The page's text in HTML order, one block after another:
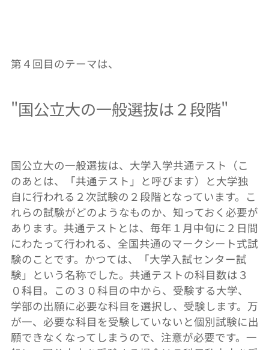
第４回目のテーマは、
"国公立大の一般選抜は２段階"
国公立大の一般選抜は、大学入学共通テスト（こ
のあとは、「共通テスト」と呼びます）と大学独
自に行われる２次試験の２段階となっています。こ
れらの試験がどのようなものか、知っておく必要が
あります。共通テストとは、毎年１月中旬に２日間
にわたって行われる、全国共通のマークシート式試
験のことです。かつては、「大学入試センター試
験」という名称でした。共通テストの科目数は３
０科目。この３０科目の中から、受験する大学、
学部の出願に必要な科目を選択し、受験します。万
が一、必要な科目を受験していないと個別試験に出
願できなくなってしまうので、注意が必要です。一